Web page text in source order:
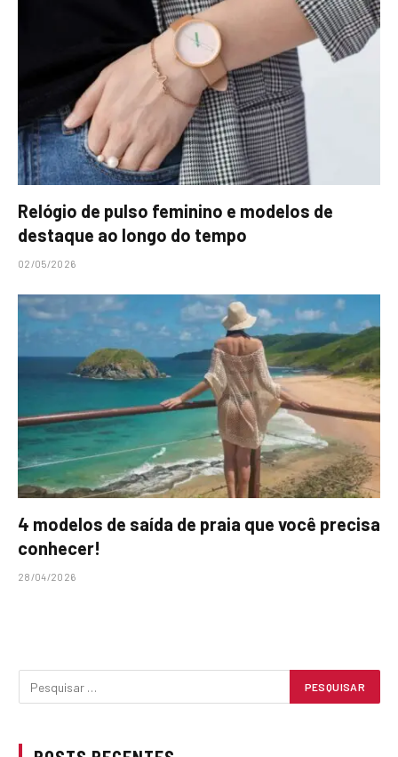
Relógio de pulso feminino e modelos de
destaque ao longo do tempo
02/05/2026
4 modelos de saída de praia que você precisa
conhecer!
28/04/2026